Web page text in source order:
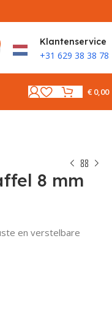
Klantenservice
+31 629 38 38 78
€0,00
8 mm
en verstelbare